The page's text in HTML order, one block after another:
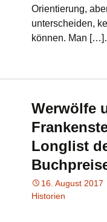
Orientierung,
unterscheiden,
können. Man
Werwölfe
Longlist
16. August 2017
Historien